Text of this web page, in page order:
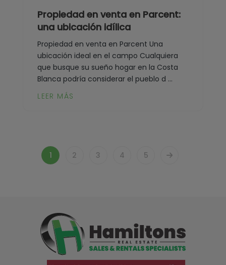
Propiedad en venta en Parcent:
una ubicación idílica
Propiedad en venta en Parcent Una
ubicación ideal en el campo Cualquiera
que busque su sueño hogar en la Costa
Blanca podría considerar el pueblo d ...
LEER MÁS
1 2 3 4 5